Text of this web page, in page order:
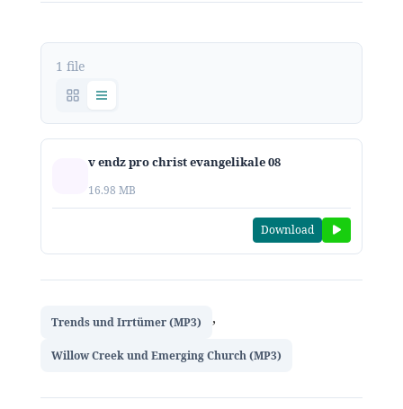
1 file
v endz pro christ evangelikale 08
16.98 MB
Download
Trends und Irrtümer (MP3) ,
Willow Creek und Emerging Church (MP3)